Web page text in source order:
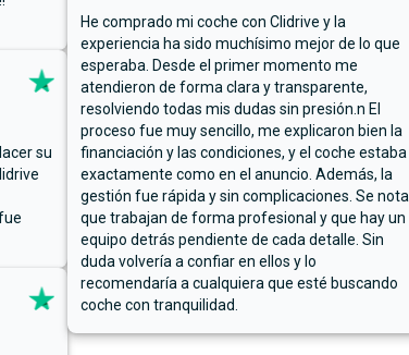
su
He comprado mi coche con Clidrive y la
experiencia ha sido muchísimo mejor de lo que
esperaba. Desde el primer momento me
atendieron de forma clara y transparente,
resolviendo todas mis dudas sin presión.n El
proceso fue muy sencillo, me explicaron bien la
financiación y las condiciones, y el coche estaba
exactamente como en el anuncio. Además, la
gestión fue rápida y sin complicaciones. Se nota
que trabajan de forma profesional y que hay un
equipo detrás pendiente de cada detalle. Sin
duda volvería a confiar en ellos y lo
recomendaría a cualquiera que esté buscando
coche con tranquilidad.